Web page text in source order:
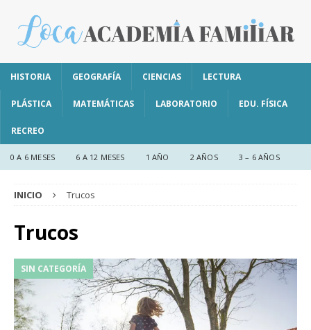
HISTORIA GEOGRAFÍA CIENCIAS LECTURA
PLÁSTICA MATEMÁTICAS LABORATORIO EDU. FÍSICA
RECREO
0 A 6 MESES 6 A 12 MESES 1 AÑO 2 AÑOS 3 – 6 AÑOS
INICIO Trucos
Trucos
SIN CATEGORÍA